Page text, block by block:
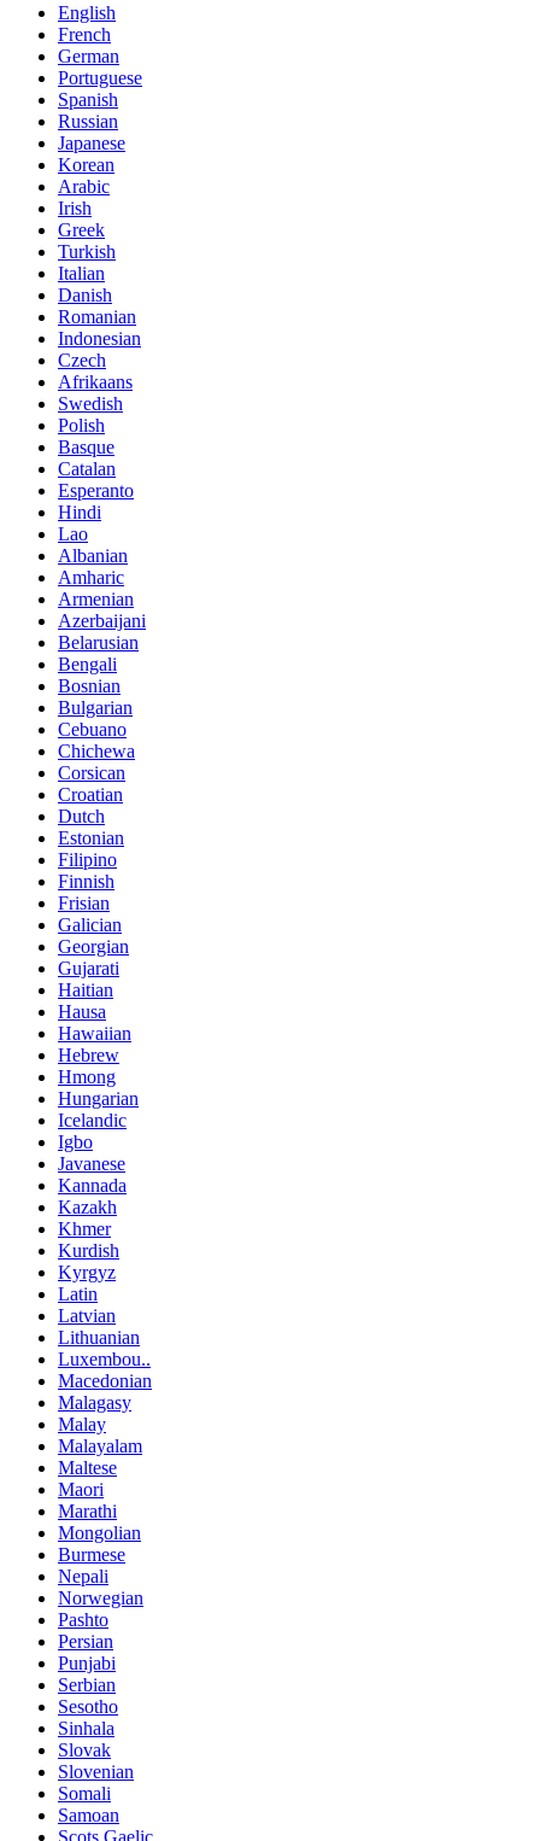
English
French
German
Portuguese
Spanish
Russian
Japanese
Korean
Arabic
Irish
Greek
Turkish
Italian
Danish
Romanian
Indonesian
Czech
Afrikaans
Swedish
Polish
Basque
Catalan
Esperanto
Hindi
Lao
Albanian
Amharic
Armenian
Azerbaijani
Belarusian
Bengali
Bosnian
Bulgarian
Cebuano
Chichewa
Corsican
Croatian
Dutch
Estonian
Filipino
Finnish
Frisian
Galician
Georgian
Gujarati
Haitian
Hausa
Hawaiian
Hebrew
Hmong
Hungarian
Icelandic
Igbo
Javanese
Kannada
Kazakh
Khmer
Kurdish
Kyrgyz
Latin
Latvian
Lithuanian
Luxembou..
Macedonian
Malagasy
Malay
Malayalam
Maltese
Maori
Marathi
Mongolian
Burmese
Nepali
Norwegian
Pashto
Persian
Punjabi
Serbian
Sesotho
Sinhala
Slovak
Slovenian
Somali
Samoan
Scots Gaelic